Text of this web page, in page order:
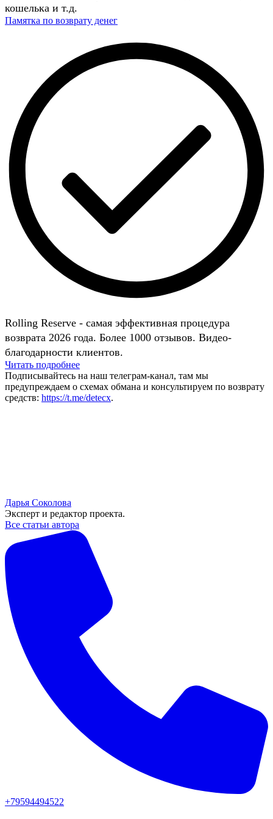
кошелька и т.д.
Памятка по возврату денег
Rolling Reserve - самая эффективная процедура
возврата 2026 года. Более 1000 отзывов. Видео-
благодарности клиентов.
Читать подробнее
Подписывайтесь на наш телеграм-канал, там мы
предупреждаем о схемах обмана и консультируем по возврату
средств: https://t.me/detecx.
Дарья Соколова
Эксперт и редактор проекта.
Все статьи автора
+79594494522